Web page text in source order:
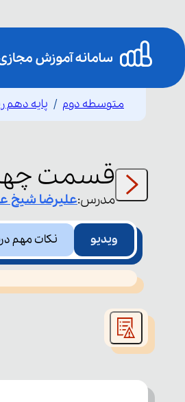
متوسطه دوم پایه دهم
قسمت
مدرس:علیرضاشیخ
ویدیو نکات مهم
This
is
window.